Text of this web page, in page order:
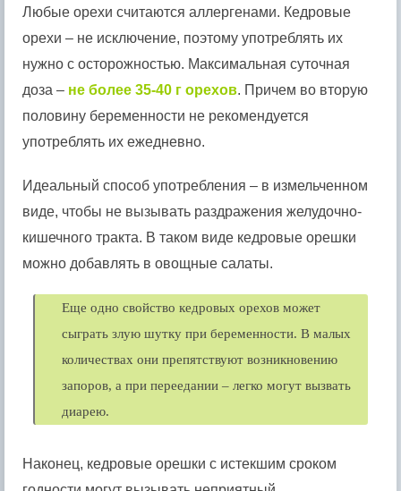
Любые орехи считаются аллергенами. Кедровые
орехи – не исключение, поэтому употреблять их
нужно с осторожностью. Максимальная суточная
доза – не более 35-40 г орехов. Причем во вторую
половину беременности не рекомендуется
употреблять их ежедневно.
Идеальный способ употребления – в измельченном
виде, чтобы не вызывать раздражения желудочно-
кишечного тракта. В таком виде кедровые орешки
можно добавлять в овощные салаты.
Еще одно свойство кедровых орехов может
сыграть злую шутку при беременности. В малых
количествах они препятствуют возникновению
запоров, а при переедании – легко могут вызвать
диарею.
Наконец, кедровые орешки с истекшим сроком